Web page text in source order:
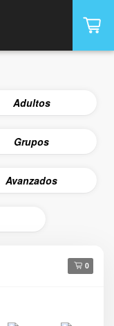
Adultos
Grupos
Avanzados
0